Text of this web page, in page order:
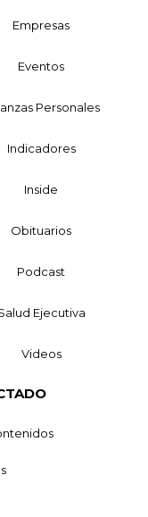
Empresas
Eventos
Personales
Indicadores
Inside
Obituarios
Podcast
Ejecutiva
Videos